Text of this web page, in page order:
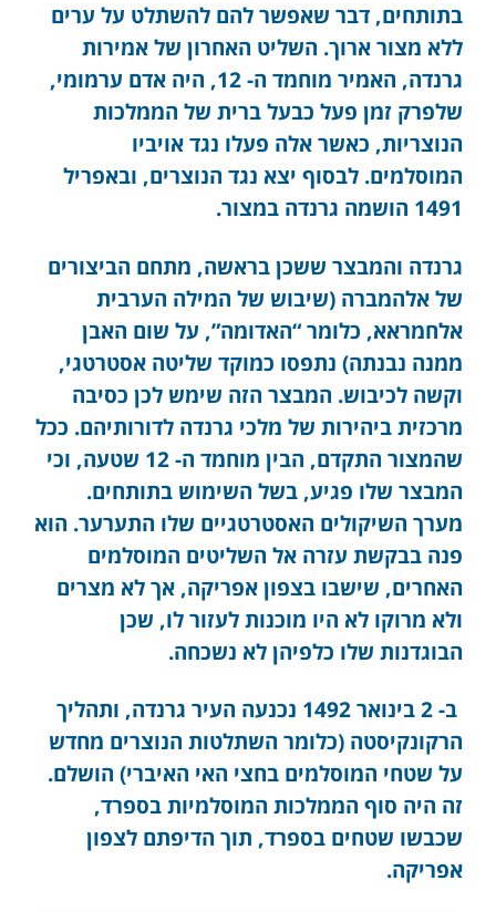
בתותחים, דבר שאפשר להם להשתלט על ערים
ללא מצור ארוך. השליט האחרון של אמירות
גרנדה, האמיר מוחמד ה- 12, היה אדם ערמומי,
שלפרק זמן פעל כבעל ברית של הממלכות
הנוצריות, כאשר אלה פעלו נגד אויביו
המוסלמים. לבסוף יצא נגד הנוצרים, ובאפריל
1491 הושמה גרנדה במצור.
גרנדה והמבצר ששכן בראשה, מתחם הביצורים
של אלהמברה (שיבוש של המילה הערבית
אלחמראא, כלומר “האדומה”, על שום האבן
ממנה נבנתה) נתפסו כמוקד שליטה אסטרטגי,
וקשה לכיבוש. המבצר הזה שימש לכן כסיבה
מרכזית ביהירות של מלכי גרנדה לדורותיהם. ככל
שהמצור התקדם, הבין מוחמד ה- 12 שטעה, וכי
המבצר שלו פגיע, בשל השימוש בתותחים.
מערך השיקולים האסטרטגיים שלו התערער. הוא
פנה בבקשת עזרה אל השליטים המוסלמים
האחרים, שישבו בצפון אפריקה, אך לא מצרים
ולא מרוקו לא היו מוכנות לעזור לו, שכן
הבוגדנות שלו כלפיהן לא נשכחה.
ב- 2 בינואר 1492 נכנעה העיר גרנדה, ותהליך
הרקונקיסטה (כלומר השתלטות הנוצרים מחדש
על שטחי המוסלמים בחצי האי האיברי) הושלם.
זה היה סוף הממלכות המוסלמיות בספרד,
שכבשו שטחים בספרד, תוך הדיפתם לצפון
אפריקה.